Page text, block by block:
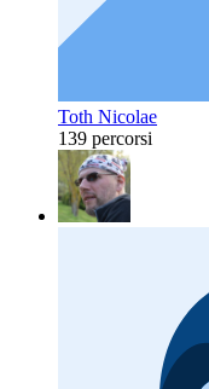
Toth Nicolae
139 percorsi